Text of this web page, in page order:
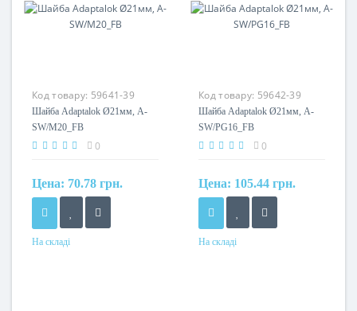
Код товару: 59641-39
Шайба Adaptalok Ø21мм, A-
SW/M20_FB
0
Цена: 70.78 грн.
На складі
Код товару: 59642-39
Шайба Adaptalok Ø21мм, A-
SW/PG16_FB
0
Цена: 105.44 грн.
На складі